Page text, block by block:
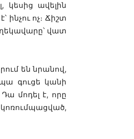
կեսից ավելին
ոչ։ Ճիշտ
ղեկավարը՝ վատ
են նրանով,
գուցե կանի
մոդել է, որը